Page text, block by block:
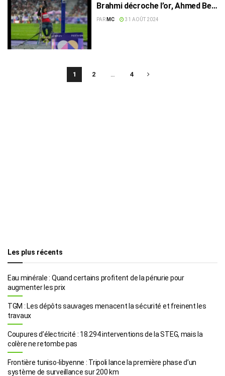
Brahmi décroche l’or, Ahmed Ben
Moslah l’argent
PAR MC 31 AOÛT 2024
1 2 … 4
Les plus récents
Eau minérale : Quand certains profitent de la pénurie pour
augmenter les prix
TGM : Les dépôts sauvages menacent la sécurité et freinent les
travaux
Coupures d’électricité : 18.294 interventions de la STEG, mais la
colère ne retombe pas
Frontière tuniso-libyenne : Tripoli lance la première phase d’un
système de surveillance sur 200 km